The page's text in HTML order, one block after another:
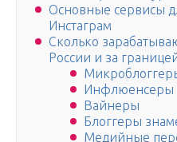
Основные сервисы
Инстаграм
Сколько
России и за
Инфлюенсеры
Вайнеры
Блоггеры
Медийные